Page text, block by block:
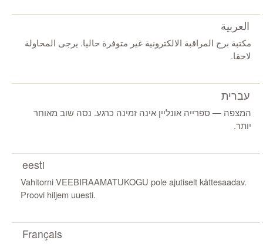
العربية
مكتبة برج المراقبة الالكترونية غير متوفرة حاليا. يرجى المحاولة
لاحقا.
עברית
המצפה ‏‎—‎‏ ספרייה אונליין אינה זמינה כרגע. נסה שוב מאוחר
יותר.
eesti
Vahitorni VEEBIRAAMATUKOGU pole ajutiselt kättesaadav.
Proovi hiljem uuesti.
Français